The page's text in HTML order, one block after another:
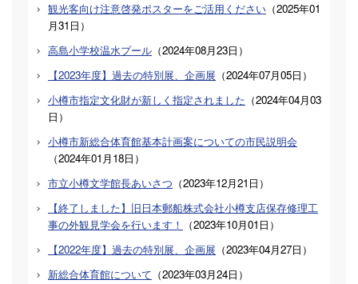
観光客向け注意啓発ポスターをご活用ください （2025年01
月31日 ）
高島小学校温水プール （2024年08月23日 ）
【2023年度】過去の特別展、企画展 （2024年07月05日 ）
小樽市指定文化財が新しく指定されました （2024年04月03
日 ）
小樽市新総合体育館基本計画案についての市民説明会
（2024年01月18日 ）
市立小樽文学館長あいさつ （2023年12月21日 ）
【終了しました】旧日本郵船株式会社小樽支店保存修理工
事の外観見学会を行います！
（2023年10月01日 ）
【2022年度】過去の特別展、企画展 （2023年04月27日 ）
新総合体育館について （2023年03月24日 ）